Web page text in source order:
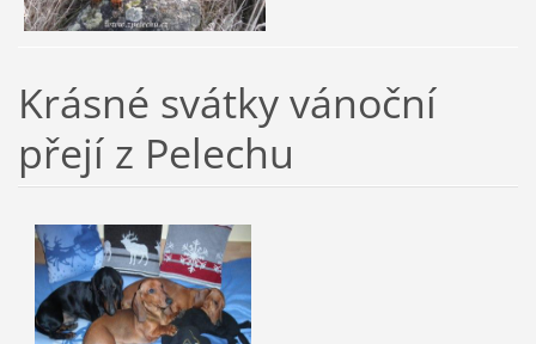
Krásné svátky vánoční
přejí z Pelechu